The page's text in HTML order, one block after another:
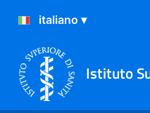
Istituto